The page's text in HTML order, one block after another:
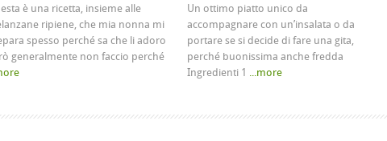
è una ricetta, insieme alle
ripiene, che mia nonna mi
spesso perché sa che li adoro
generalmente non faccio perché
Un ottimo piatto unico da
accompagnare con un’insalata o da
portare se si decide di fare una gita,
perché buonissima anche fredda
Ingredienti 1 ...more